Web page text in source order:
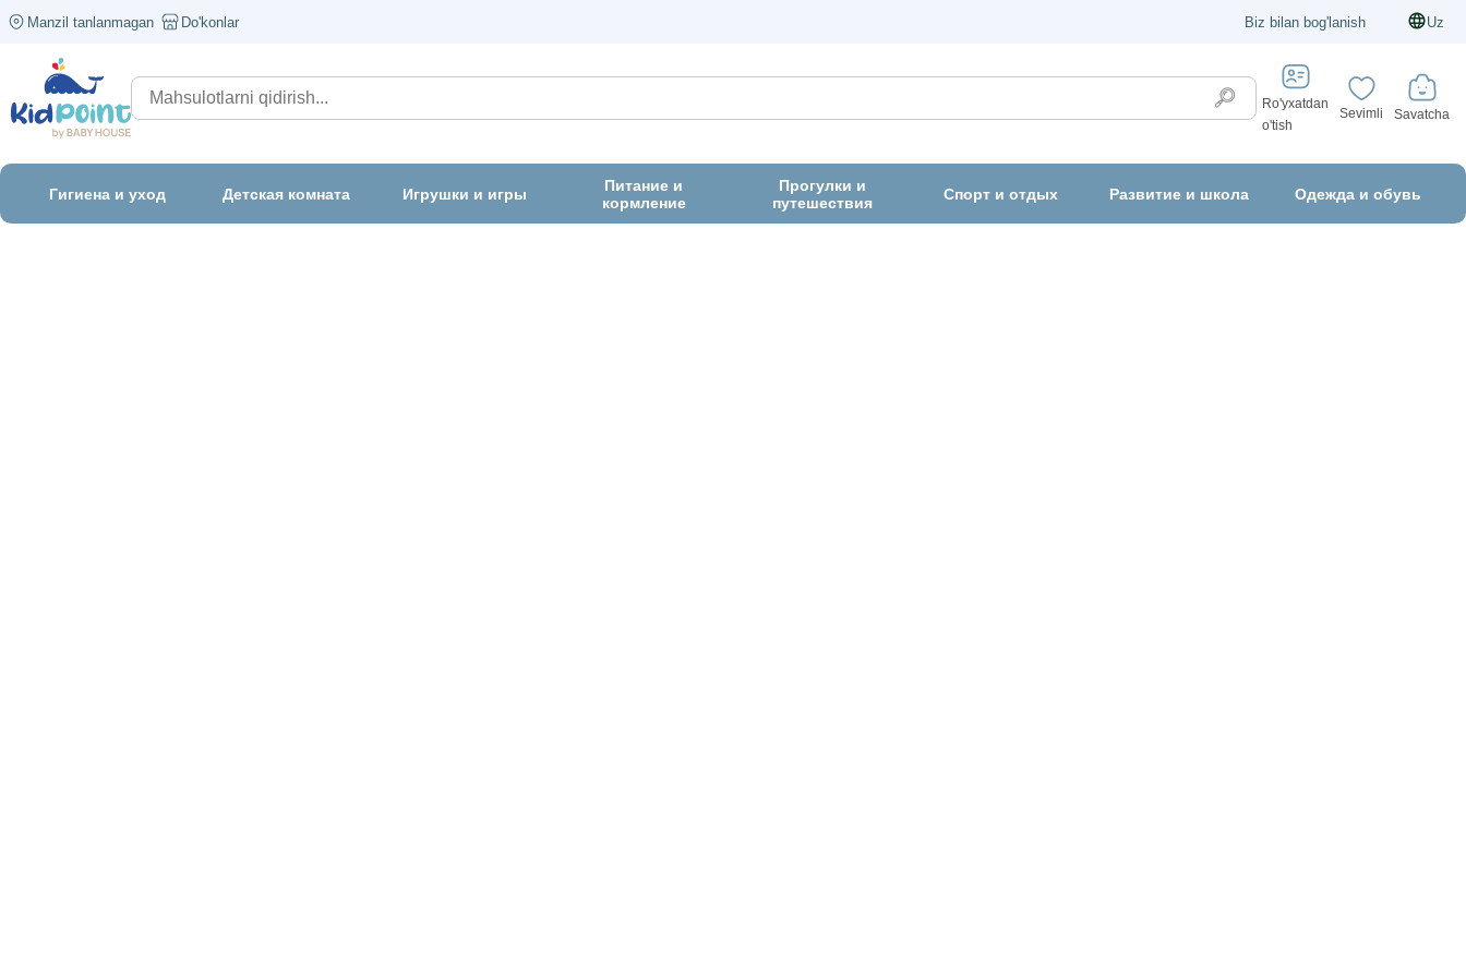
Manzil tanlanmagan Do'konlar Biz bilan bog'lanish Uz
Ro'yxatdan
o'tish
Sevimli Savatcha
Гигиена и уход Детская комната Игрушки и игры
Питание и
кормление
Прогулки и
путешествия
Спорт и отдых Развитие и школа Одежда и обувь